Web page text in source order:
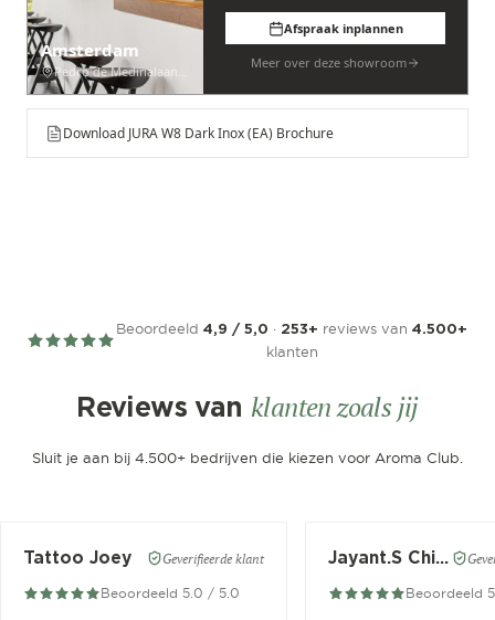
Amsterdam
Pedro de Medinalaan 53
Afspraak inplannen
Meer over deze showroom
Download JURA W8 Dark Inox (EA) Brochure
Beoordeeld 4,9 / 5,0 · 253+ reviews van 4.500+
klanten
Reviews van klanten zoals jij
Sluit je aan bij 4.500+ bedrijven die kiezen voor Aroma Club.
Tattoo Joey Geverifieerde klant
Beoordeeld 5.0 / 5.0
Jayant.S Chitaroe
Beoordeeld